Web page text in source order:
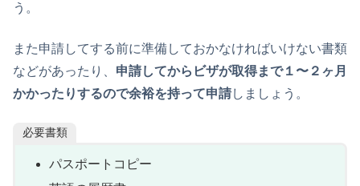
う。
また申請してする前に準備しておかなければいけない書類
などがあったり、 申請してからビザが取得まで１〜２ヶ月
かかったりするので余裕を持って申請しましょう。
必要書類
パスポートコピー